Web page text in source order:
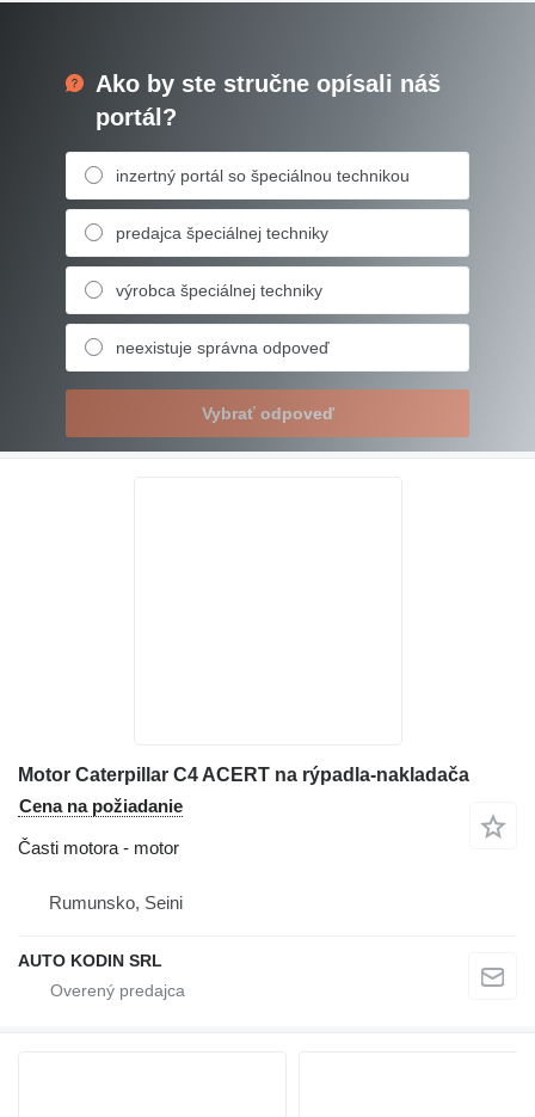
Ako by ste stručne opísali náš
portál?
inzertný portál so špeciálnou technikou
predajca špeciálnej techniky
výrobca špeciálnej techniky
neexistuje správna odpoveď
Vybrať odpoveď
Motor Caterpillar C4 ACERT na rýpadla-nakladača
Cena na požiadanie
Časti motora - motor
Rumunsko, Seini
AUTO KODIN SRL